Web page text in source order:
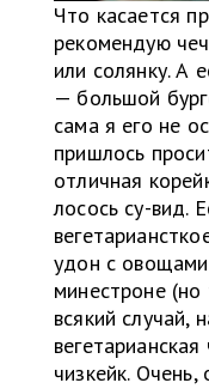
Что касается
рекомендую
или солянку. А
— большой
сама я его не
пришлось
отличная
лосось су-вид.
удон с
минестроне (но
всякий случай,
чизкейк. Очень,